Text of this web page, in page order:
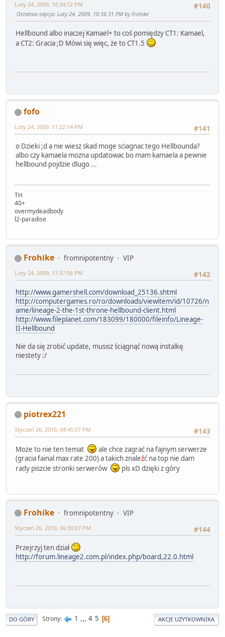
#140
Luty 24, 2009, 10:34:52 PM
Ostatnia edycja: Luty 24, 2009, 10:36:31 PM by Frohike
Hellbound albo inaczej Kamael+ to coś pomiędzy CT1: Kamael,
a CT2: Gracia ;D Mówi się więc, że to CT1.5
fofo
#141
Luty 24, 2009, 11:22:14 PM
o Dzieki ;d a nie wiesz skad moge sciagnac tego Hellbounda?
albo czy kamaela mozna updatowac bo mam kamaela a pewnie
hellbound pojdzie dlugo ...
TH
40+
overmydeadbody
l2-paradise
Frohike fromnipotentny
VIP
#142
Luty 24, 2009, 11:37:06 PM
http://www.gamershell.com/download_25136.shtml
http://computergames.ro/ro/downloads/viewitem/id/10726/n
ame/lineage-2-the-1st-throne-hellbound-client.html
http://www.fileplanet.com/183099/180000/fileinfo/Lineage-
II-Hellbound
Nie da się zrobić update, musisz ściągnąć nową instalkę
niestety :/
piotrex221
#143
Styczeń 26, 2010, 04:45:07 PM
Może to nie ten temat
ale chce zagrać na fajnym serwerze
(gracia fainal max rate 200) a takich znaleźć na top nie dam
rady piszcie stronki serwerów
pls xD dzięki z góry
Frohike fromnipotentny
VIP
#144
Styczeń 26, 2010, 06:30:07 PM
Przejrzyj ten dział
http://forum.lineage2.com.pl/index.php/board,22.0.html
DO GÓRY Strony 1 ... 4 5 6 AKCJE UŻYTKOWNIKA